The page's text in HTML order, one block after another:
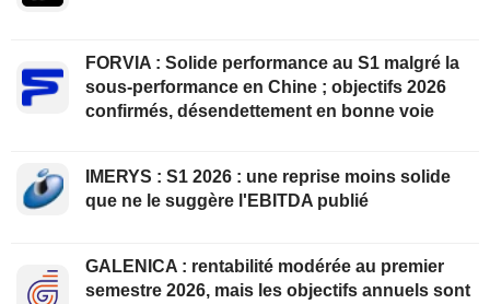
FORVIA : Solide performance au S1 malgré la
sous-performance en Chine ; objectifs 2026
confirmés, désendettement en bonne voie
IMERYS : S1 2026 : une reprise moins solide
que ne le suggère l'EBITDA publié
GALENICA : rentabilité modérée au premier
semestre 2026, mais les objectifs annuels sont